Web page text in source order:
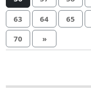
63 64 65
70 »